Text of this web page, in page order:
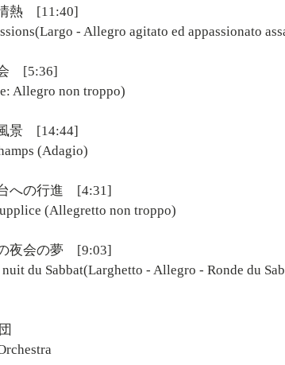
熱 [11:40]
- Allegro agitato ed appassionato
[5:36]
Allegro non troppo)
景 [14:44]
(Adagio)
への行進 [4:31]
(Allegretto non troppo)
夜会の夢 [9:03]
du Sabbat(Larghetto - Allegro - Ronde du